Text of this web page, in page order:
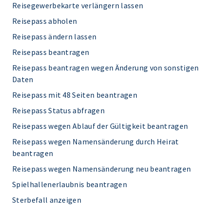
Reisegewerbekarte verlängern lassen
Reisepass abholen
Reisepass ändern lassen
Reisepass beantragen
Reisepass beantragen wegen Änderung von sonstigen
Daten
Reisepass mit 48 Seiten beantragen
Reisepass Status abfragen
Reisepass wegen Ablauf der Gültigkeit beantragen
Reisepass wegen Namensänderung durch Heirat
beantragen
Reisepass wegen Namensänderung neu beantragen
Spielhallenerlaubnis beantragen
Sterbefall anzeigen